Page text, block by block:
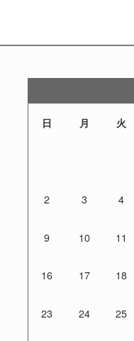
日 月 火
2 3 4
9 10 11
16 17 18
23 24 25